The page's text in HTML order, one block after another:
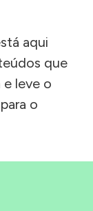
aqui
que
leve o
o